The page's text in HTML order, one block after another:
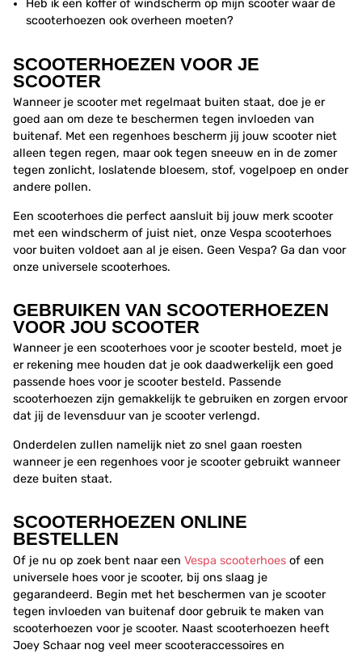
Heb ik een koffer of windscherm op mijn scooter waar de
scooterhoezen ook overheen moeten?
SCOOTERHOEZEN VOOR JE
SCOOTER
Wanneer je scooter met regelmaat buiten staat, doe je er
goed aan om deze te beschermen tegen invloeden van
buitenaf. Met een regenhoes bescherm jij jouw scooter niet
alleen tegen regen, maar ook tegen sneeuw en in de zomer
tegen zonlicht, loslatende bloesem, stof, vogelpoep en onder
andere pollen.
Een scooterhoes die perfect aansluit bij jouw merk scooter
met een windscherm of juist niet, onze Vespa scooterhoes
voor buiten voldoet aan al je eisen. Geen Vespa? Ga dan voor
onze universele scooterhoes.
GEBRUIKEN VAN SCOOTERHOEZEN
VOOR JOU SCOOTER
Wanneer je een scooterhoes voor je scooter besteld, moet je
er rekening mee houden dat je ook daadwerkelijk een goed
passende hoes voor je scooter besteld. Passende
scooterhoezen zijn gemakkelijk te gebruiken en zorgen ervoor
dat jij de levensduur van je scooter verlengd.
Onderdelen zullen namelijk niet zo snel gaan roesten
wanneer je een regenhoes voor je scooter gebruikt wanneer
deze buiten staat.
SCOOTERHOEZEN ONLINE
BESTELLEN
Of je nu op zoek bent naar een Vespa scooterhoes of een
universele hoes voor je scooter, bij ons slaag je
gegarandeerd. Begin met het beschermen van je scooter
tegen invloeden van buitenaf door gebruik te maken van
scooterhoezen voor je scooter. Naast scooterhoezen heeft
Joey Schaar nog veel meer scooteraccessoires en